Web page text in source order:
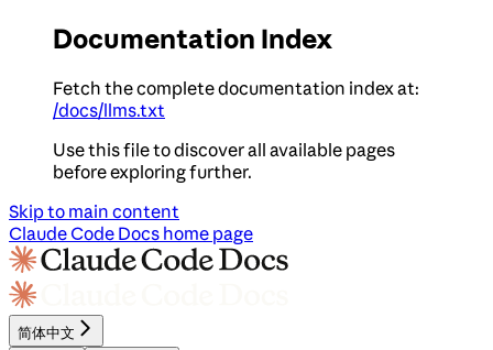
Documentation Index
Fetch the complete documentation index at:
/docs/llms.txt
Use this file to discover all available pages
before exploring further.
Skip to main content
Claude Code Docs home page
简体中文